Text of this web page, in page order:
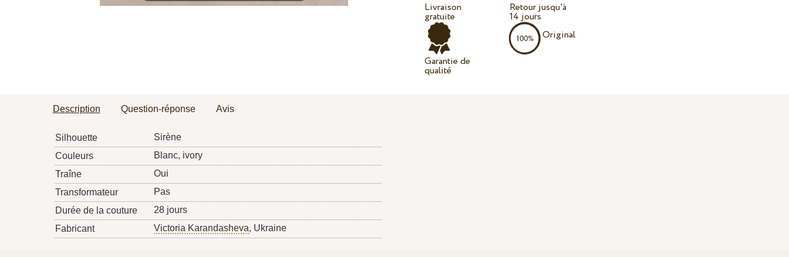
Livraison
gratuite
Garantie de
qualité
Retour jusqu'à
14 jours
Original
Description Question-réponse Avis
Silhouette
Sirène
Couleurs
Blanc, ivory
Traîne
Oui
Transformateur
Pas
Durée de la couture
28 jours
Fabricant
Victoria Karandasheva, Ukraine